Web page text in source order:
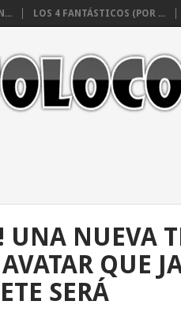
LOS 4 FANTÁSTICOS (POR ...
UNA NUEVA
QUE
SERÁ